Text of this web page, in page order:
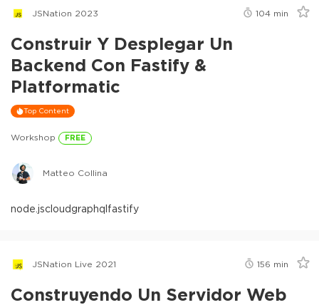
JSNation 2023 104 min
Construir Y Desplegar Un
Backend Con Fastify &
Platformatic
Top Content
Workshop FREE
Matteo Collina
node.jscloudgraphqlfastify
JSNation Live 2021 156 min
Construyendo Un Servidor Web